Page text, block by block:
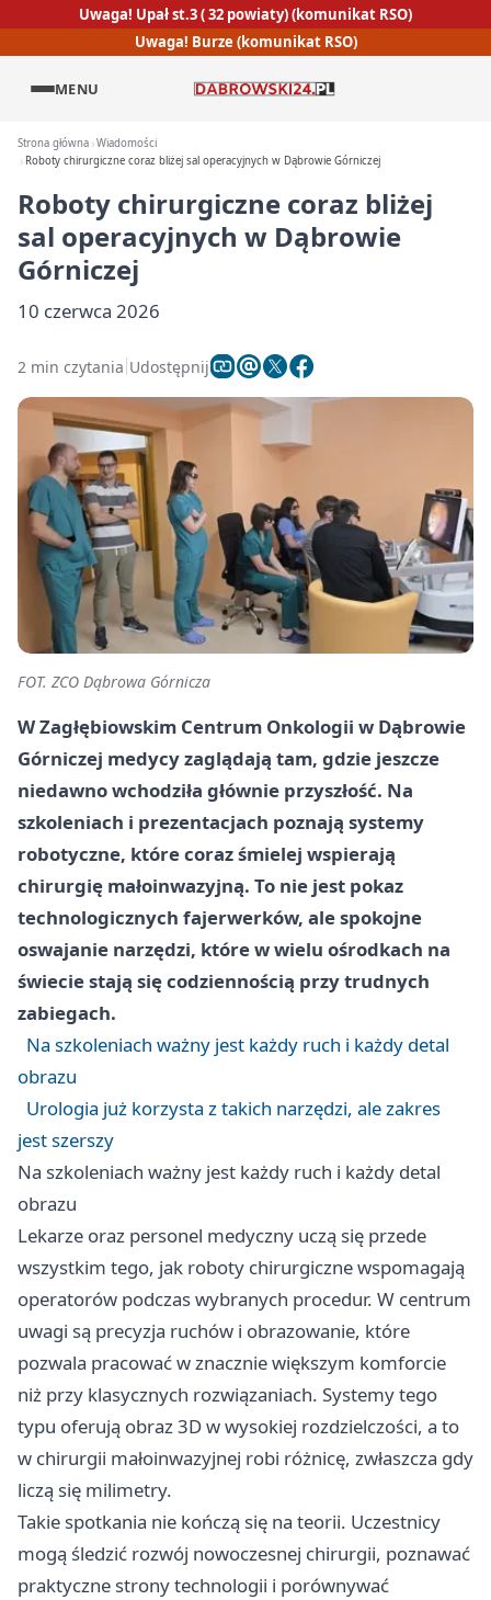
Uwaga! Upał st.3 ( 32 powiaty) (komunikat RSO)
Uwaga! Burze (komunikat RSO)
MENU
Strona główna Wiadomości
Roboty chirurgiczne coraz bliżej sal operacyjnych w Dąbrowie Górniczej
Roboty chirurgiczne coraz bliżej
sal operacyjnych w Dąbrowie
Górniczej
10 czerwca 2026
2 min czytania Udostępnij
FOT. ZCO Dąbrowa Górnicza
W Zagłębiowskim Centrum Onkologii w Dąbrowie
Górniczej medycy zaglądają tam, gdzie jeszcze
niedawno wchodziła głównie przyszłość. Na
szkoleniach i prezentacjach poznają systemy
robotyczne, które coraz śmielej wspierają
chirurgię małoinwazyjną. To nie jest pokaz
technologicznych fajerwerków, ale spokojne
oswajanie narzędzi, które w wielu ośrodkach na
świecie stają się codziennością przy trudnych
zabiegach.
Na szkoleniach ważny jest każdy ruch i każdy detal
obrazu
Urologia już korzysta z takich narzędzi, ale zakres
jest szerszy
Na szkoleniach ważny jest każdy ruch i każdy detal
obrazu
Lekarze oraz personel medyczny uczą się przede
wszystkim tego, jak roboty chirurgiczne wspomagają
operatorów podczas wybranych procedur. W centrum
uwagi są precyzja ruchów i obrazowanie, które
pozwala pracować w znacznie większym komforcie
niż przy klasycznych rozwiązaniach. Systemy tego
typu oferują obraz 3D w wysokiej rozdzielczości, a to
w chirurgii małoinwazyjnej robi różnicę, zwłaszcza gdy
liczą się milimetry.
Takie spotkania nie kończą się na teorii. Uczestnicy
mogą śledzić rozwój nowoczesnej chirurgii, poznawać
praktyczne strony technologii i porównywać